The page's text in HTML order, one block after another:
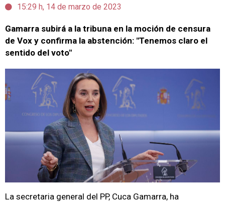
15:29 h, 14 de marzo de 2023
Gamarra subirá a la tribuna en la moción de censura
de Vox y confirma la abstención: "Tenemos claro el
sentido del voto"
La secretaria general del PP, Cuca Gamarra, ha